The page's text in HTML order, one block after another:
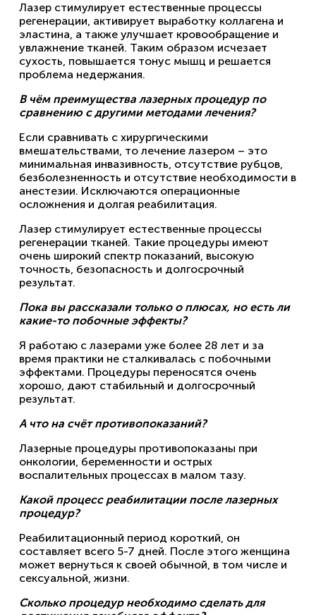
Лазер стимулирует естественные процессы
регенерации, активирует выработку коллагена и
эластина, а также улучшает кровообращение и
увлажнение тканей. Таким образом исчезает
сухость, повышается тонус мышц и решается
проблема недержания.
В чём преимущества лазерных процедур по
сравнению с другими методами лечения?
Если сравнивать с хирургическими
вмешательствами, то лечение лазером – это
минимальная инвазивность, отсутствие рубцов,
безболезненность и отсутствие необходимости в
анестезии. Исключаются операционные
осложнения и долгая реабилитация.
Лазер стимулирует естественные процессы
регенерации тканей. Такие процедуры имеют
очень широкий спектр показаний, высокую
точность, безопасность и долгосрочный
результат.
Пока вы рассказали только о плюсах, но есть ли
какие-то побочные эффекты?
Я работаю с лазерами уже более 28 лет и за
время практики не сталкивалась с побочными
эффектами. Процедуры переносятся очень
хорошо, дают стабильный и долгосрочный
результат.
А что на счёт противопоказаний?
Лазерные процедуры противопоказаны при
онкологии, беременности и острых
воспалительных процессах в малом тазу.
Какой процесс реабилитации после лазерных
процедур?
Реабилитационный период короткий, он
составляет всего 5-7 дней. После этого женщина
может вернуться к своей обычной, в том числе и
сексуальной, жизни.
Сколько процедур необходимо сделать для